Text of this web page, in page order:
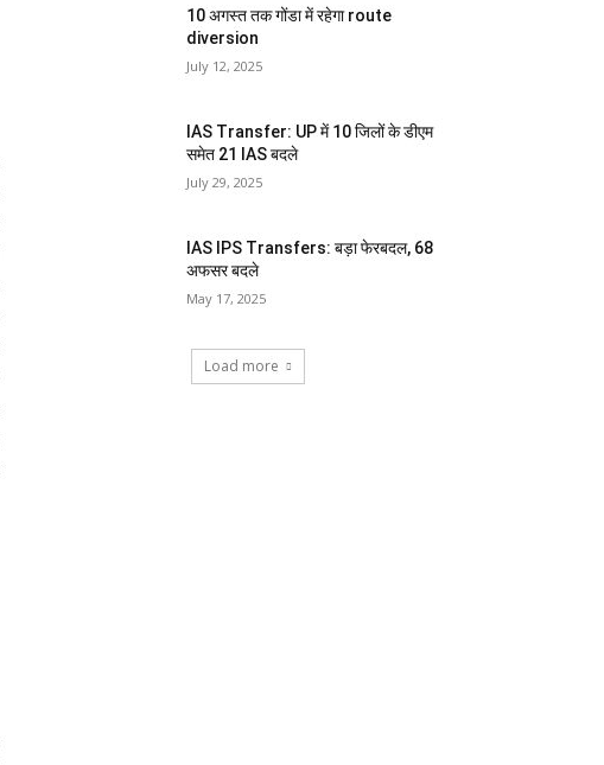
10 अगस्त तक गोंडा में रहेगा route
diversion
July 12, 2025
IAS Transfer: UP में 10 जिलों के डीएम
समेत 21 IAS बदले
July 29, 2025
IAS IPS Transfers: बड़ा फेरबदल, 68
अफसर बदले
May 17, 2025
Load more